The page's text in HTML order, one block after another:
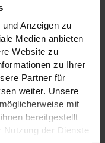
Anzeigen zu
Medien anbieten
Website zu
zu Ihrer
Partner für
weiter. Unsere
mit
bereitgestellt
Nutzung der Dienste